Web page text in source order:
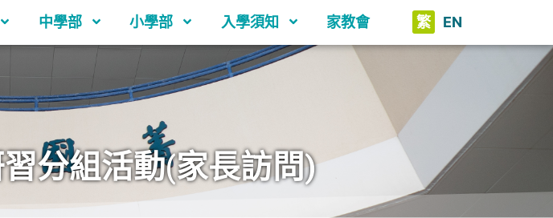
中學部 小學部 入學須知 家教會 繁 EN
分組活動(家長訪問)